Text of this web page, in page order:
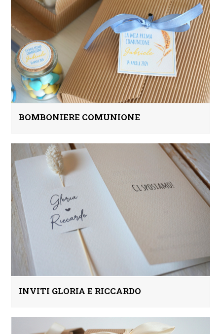
BOMBONIERE COMUNIONE
INVITI GLORIA E RICCARDO